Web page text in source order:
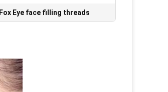
Fox Eye face filling threads